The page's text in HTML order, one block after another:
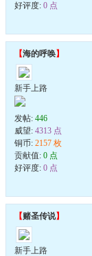
好评度: 0 点
【海的呼唤】
新手上路
发帖: 446
威望: 4313 点
铜币: 2157 枚
贡献值: 0 点
好评度: 0 点
【赌圣传说】
新手上路